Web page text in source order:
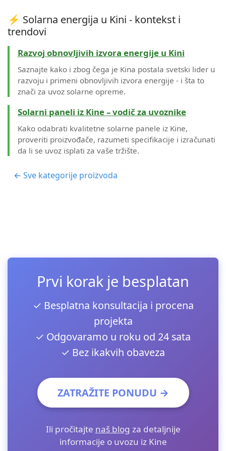
⚡ Solarna energija u Kini - kontekst i
trendovi
Razvoj obnovljivih izvora energije u Kini
Saznajte kako i zbog čega je Kina postala svetski lider u
razvoju i primeni obnovljivih izvora energije - i šta to
znači za uvoz solarne opreme.
Solarni paneli iz Kine – vodič za uvoznike
Kako odabrati kvalitetne solarne panele iz Kine,
proveriti proizvođače, razumeti specifikacije i izračunati
da li se uvoz isplati za vaše tržište.
← Sve kategorije proizvoda
Prvi korak je besplatan
✓ Besplatna konsultacija i procena
projekta
✓ Odgovaramo u roku od 24 sata
✓ Bez ikakvih obaveza
ZATRAŽITE PONUDU →
Ili pročitajte naš blog za detaljnije
informacije o uvozu iz Kine